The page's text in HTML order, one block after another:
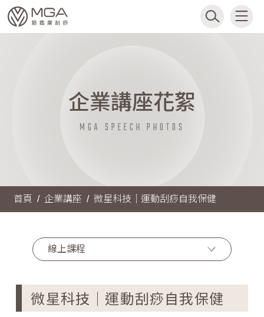
企業講座花絮
MGA SPEECH PHOTOS
首頁 企業講座 微星科技｜運動刮痧自我保健
線上課程
微星科技｜運動刮痧自我保健